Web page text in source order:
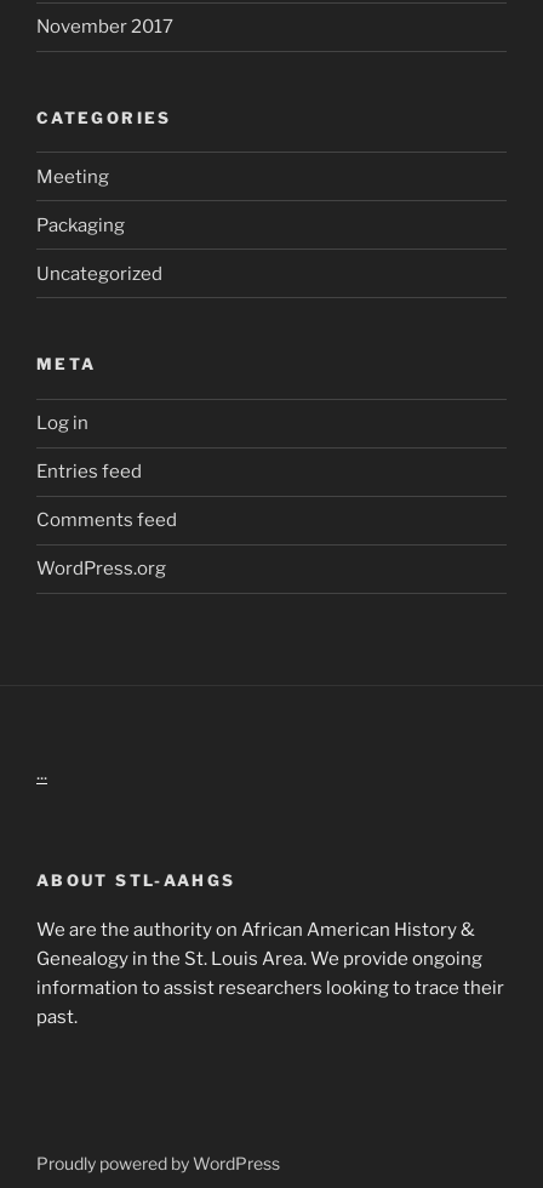
November 2017
CATEGORIES
Meeting
Packaging
Uncategorized
META
Log in
Entries feed
Comments feed
WordPress.org
...
ABOUT STL-AAHGS
We are the authority on African American History &
Genealogy in the St. Louis Area. We provide ongoing
information to assist researchers looking to trace their
past.
Proudly powered by WordPress